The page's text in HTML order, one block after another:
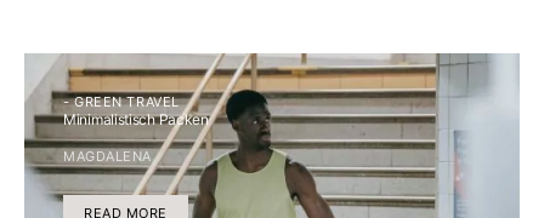
- GREEN TRAVEL
Minimalistisch Packen
MAGDALENA
READ MORE